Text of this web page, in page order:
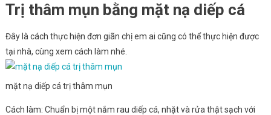
Trị thâm mụn bằng mặt nạ diếp cá
Đây là cách thực hiện đơn giãn chị em ai cũng có thể thực hiện được
tại nhà, cùng xem cách làm nhé.
mặt nạ diếp cá trị thâm mụn
Cách làm: Chuẩn bị một nắm rau diếp cá, nhặt và rửa thật sạch với